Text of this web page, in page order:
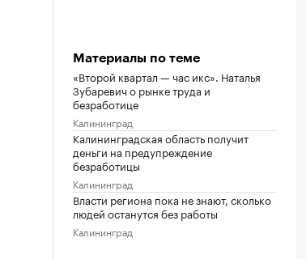
Материалы по теме
«Второй квартал — час икс». Наталья
Зубаревич о рынке труда и
безработице
Калининград
Калининградская область получит
деньги на предупреждение
безработицы
Калининград
Власти региона пока не знают, сколько
людей останутся без работы
Калининград